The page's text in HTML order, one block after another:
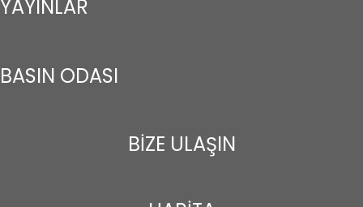
YAYINLAR
BASIN ODASI
BİZE ULAŞIN